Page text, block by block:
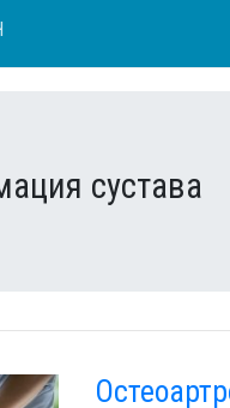
сустава